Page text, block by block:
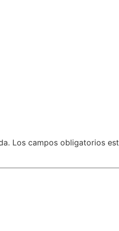
Los campos obligatorios